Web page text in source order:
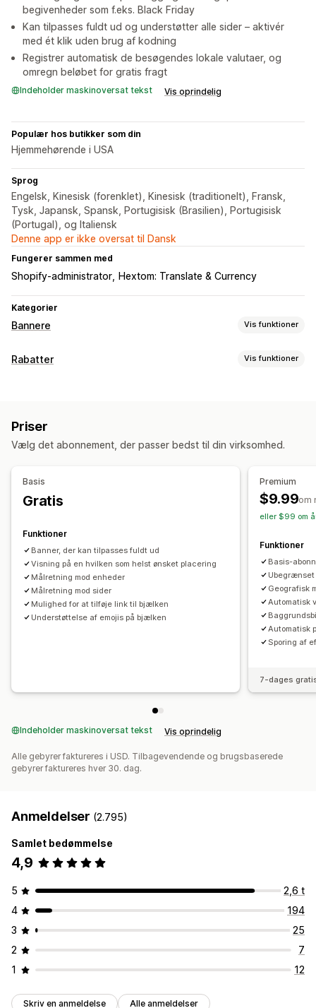
begivenheder som f.eks. Black Friday
Kan tilpasses fuldt ud og understøtter alle sider – aktivér
med ét klik uden brug af kodning
Registrer automatisk de besøgendes lokale valutaer, og
omregn beløbet for gratis fragt
Indeholder maskinoversat tekst Vis oprindelig
Populær hos butikker som din
Hjemmehørende i USA
Sprog
Engelsk, Kinesisk (forenklet), Kinesisk (traditionelt), Fransk,
Tysk, Japansk, Spansk, Portugisisk (Brasilien), Portugisisk
(Portugal), og Italiensk
Denne app er ikke oversat til Dansk
Fungerer sammen med
Shopify-administrator Hextom: Translate & Currency
Kategorier
Bannere Vis funktioner
Bannertype
Tilpasning
Links og knapper
Tilpasset CSS
Dynamisk på mobil
Målretning af kampagner
Analyser og rapportering
A/B-test Adfærdssporing
Analyser i realtid
Kundesegmenter
Rabatter Vis funktioner
Redigeringsværktøj
Skabeloner
Udløsere og regler
Geolokation
Analyser
A/B-test
Priser
Vælg det abonnement, der passer bedst til din virksomhed.
Basis
Gratis
Funktioner
Banner, der kan tilpasses fuldt ud
Visning på en hvilken som helst ønsket placering
Målretning mod enheder
Målretning mod sider
Mulighed for at tilføje link til bjælken
Understøttelse af emojis på bjælken
Premium
$9.99om
eller $99 om
Funktioner
Basis-
Geografisk
Automatisk
Automatisk
Sporing af
7-dages
Indeholder maskinoversat tekst Vis oprindelig
Alle gebyrer faktureres i USD. Tilbagevendende og brugsbaserede
gebyrer faktureres hver 30. dag.
Anmeldelser (2.795)
Samlet bedømmelse
4,9
5
2,6 t
4
194
3
25
2
7
1
12
Skriv en anmeldelse Alle anmeldelser